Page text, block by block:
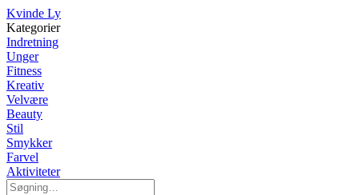
Kvinde Ly
Kategorier
Indretning
Unger
Fitness
Kreativ
Velvære
Beauty
Stil
Smykker
Farvel
Aktiviteter